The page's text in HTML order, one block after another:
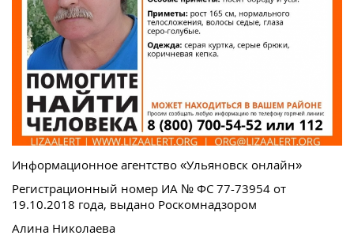
Информационное агентство «Ульяновск онлайн»
Регистрационный номер ИА № ФС 77-73954 от
19.10.2018 года, выдано Роскомнадзором
Алина Николаева